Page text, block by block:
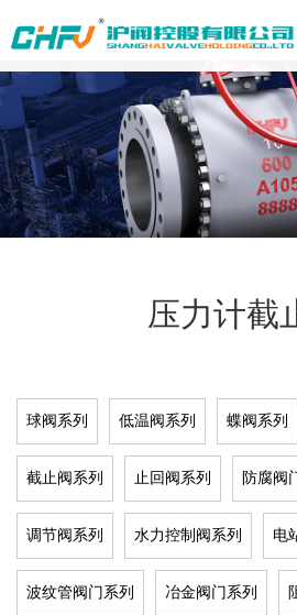
压力计截
球阀系列 低温阀系列 蝶阀系列
截止阀系列 止回阀系列 防腐阀
调节阀系列 水力控制阀系列 电
波纹管阀门系列 冶金阀门系列